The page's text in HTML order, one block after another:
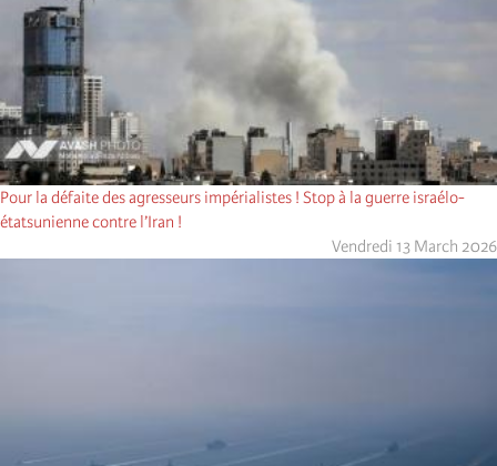
Pour la défaite des agresseurs impérialistes ! Stop à la guerre israélo-
étatsunienne contre l’Iran !
Vendredi 13 March 2026